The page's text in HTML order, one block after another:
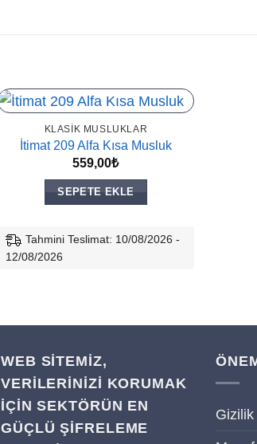
KLASIK MUSLUKLAR
İtimat 209 Alfa Kısa Musluk
559,00₺
SEPETE EKLE
Tahmini Teslimat: 10/08/2026 -
12/08/2026
WEB SITEMIZ,
VERILERINIZI KORUMAK
IÇIN SEKTÖRÜN EN
GÜÇLÜ ŞIFRELEME
Gizilik